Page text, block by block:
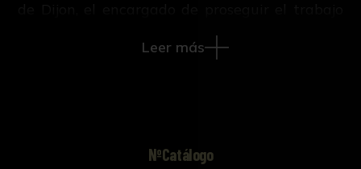
encargado de realizar todo el cortejo funerario
Antoine Le Moiturier el encargado de
Leer más
NºCatálogo